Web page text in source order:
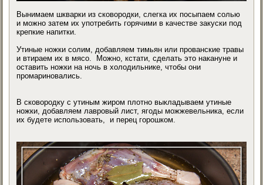
Вынимаем шкварки из сковородки, слегка их посыпаем солью
и можно затем их употребить горячими в качестве закуски под
крепкие напитки.
Утиные ножки солим, добавляем тимьян или прованские травы
и втираем их в мясо. Можно, кстати, сделать это накануне и
оставить ножки на ночь в холодильнике, чтобы они
промариновались.
В сковородку с утиным жиром плотно выкладываем утиные
ножки, добавляем лавровый лист, ягоды можжевельника, если
их будете использовать, и перец горошком.